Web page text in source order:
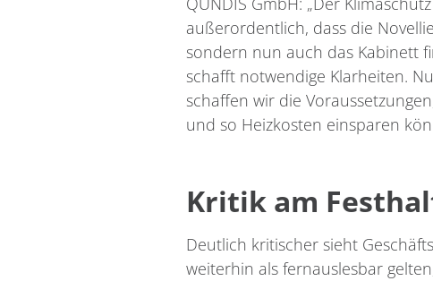
außerordentlich, dass die
sondern nun auch das Kabinett
schafft notwendige Klarheiten.
schaffen wir die
und so Heizkosten einsparen
Kritik am
Deutlich kritischer sieht
weiterhin als fernauslesbar